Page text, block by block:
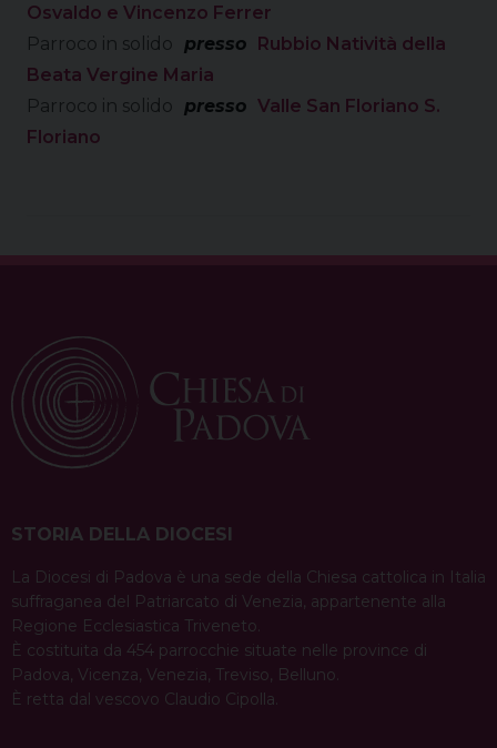
Osvaldo e Vincenzo Ferrer
Parroco in solido
presso Rubbio Natività della
Beata Vergine Maria
Parroco in solido
presso Valle San Floriano S.
Floriano
STORIA DELLA DIOCESI
La Diocesi di Padova è una sede della Chiesa cattolica in Italia
suffraganea del Patriarcato di Venezia, appartenente alla
Regione Ecclesiastica Triveneto.
È costituita da 454 parrocchie situate nelle province di
Padova, Vicenza, Venezia, Treviso, Belluno.
È retta dal vescovo Claudio Cipolla.